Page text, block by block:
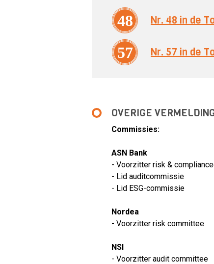
48 Nr. 48 in de
57 Nr. 57 in de
OVERIGE
Commissies:
ASN Bank
- Voorzitter risk &
- Lid auditcommissie
- Lid ESG-commissie
Nordea
- Voorzitter risk committee
NSI
- Voorzitter audit committee